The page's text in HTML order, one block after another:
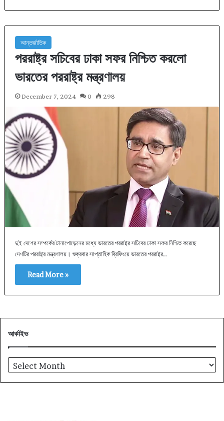
আন্তর্জাতিক
পররাষ্ট্র সচিবের ঢাকা সফর নিশ্চিত করলো
ভারতের পররাষ্ট্র মন্ত্রণালয়
December 7, 2024 0 298
দুই দেশের সম্পর্কের টানাপোড়েনের মধ্যে ভারতের পররাষ্ট্র সচিবের ঢাকা সফর নিশ্চিত করেছে
দেশটির পররাষ্ট্র মন্ত্রণালয়। শুক্রবার সাপ্তাহিক ব্রিফিংয়ে ভারতের পররাষ্ট্র…
Read More »
আর্কাইভ
আর্কাইভ